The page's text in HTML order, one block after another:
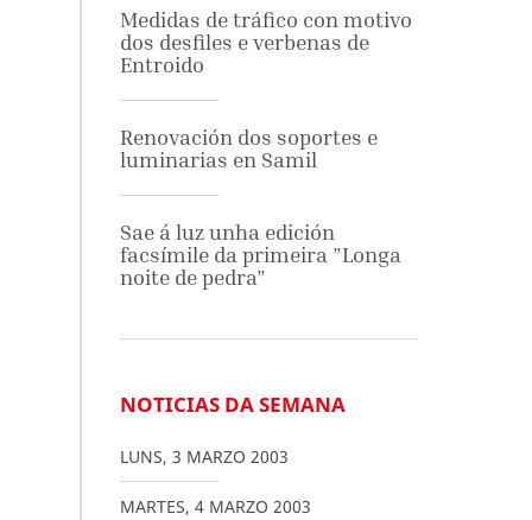
Medidas de tráfico con motivo
dos desfiles e verbenas de
Entroido
Renovación dos soportes e
luminarias en Samil
Sae á luz unha edición
facsímile da primeira ”Longa
noite de pedra”
NOTICIAS DA SEMANA
LUNS, 3 MARZO 2003
MARTES, 4 MARZO 2003